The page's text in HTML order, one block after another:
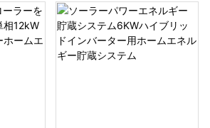
ネルギー
防水、三
ム電池プ
制御統
ギー貯蔵および小規模商業および産
業用エネルギー貯蔵に使用されま
す。 IP65防水、三相反転対応、高電
圧リチウム電池プラットフォーム対